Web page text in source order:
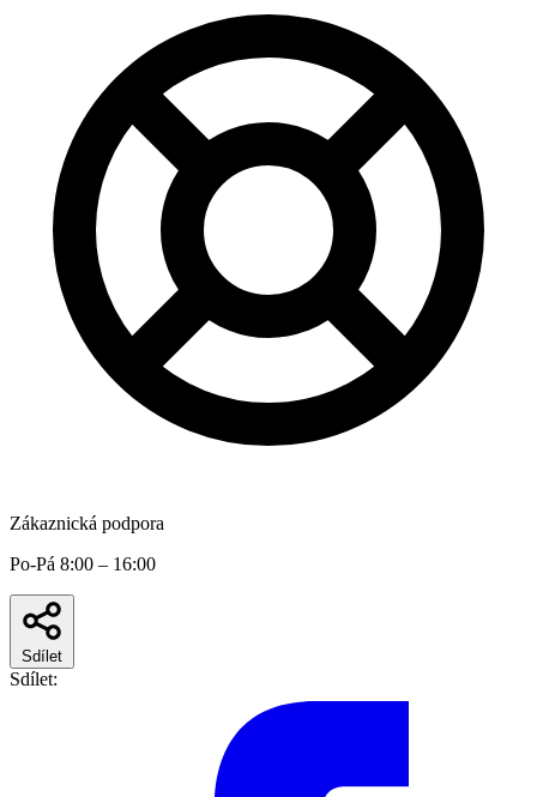
Zákaznická podpora
Po-Pá 8:00 – 16:00
Sdílet
Sdílet: